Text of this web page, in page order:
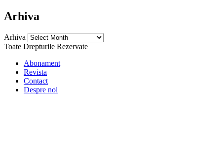
Arhiva
Arhiva
Toate Drepturile Rezervate
Abonament
Revista
Contact
Despre noi